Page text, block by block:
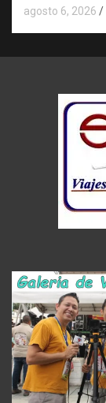
agosto 6, 2026